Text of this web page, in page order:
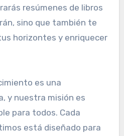
resúmenes de libros
sino que también te
horizontes y enriquecer
es una
y nuestra misión es
para todos. Cada
está diseñado para